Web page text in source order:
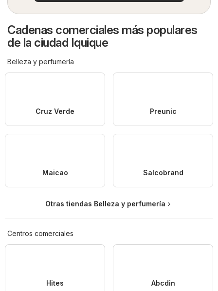
Cadenas comerciales más populares
de la ciudad Iquique
Belleza y perfumería
Cruz Verde Preunic
Maicao Salcobrand
Otras tiendas Belleza y perfumería
Centros comerciales
Hites Abcdin